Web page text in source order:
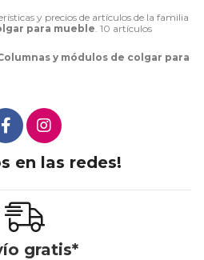
y precios de artículos de la familia
para mueble. 10 artículos
y módulos de colgar para
en las redes!
gratis*